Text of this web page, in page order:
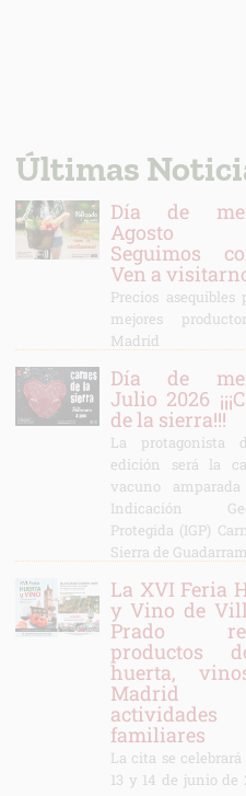
Últimas
Día de
Agosto
Seguimos
Ven a
Precios asequibles
mejores
Madrid
Día de
Julio 2026
de la sierra!!!
La protagonista
edición será la
vacuno
Indicación
Protegida (IGP)
Sierra de
La XVI Feria
y Vino de
Prado
productos
huerta,
actividades
familiares
La cita se
13 y 14 de junio de